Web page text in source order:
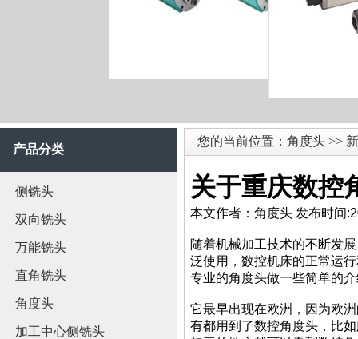
产品分类
侧铣头
双向铣头
万能铣头
直角铣头
角度头
加工中心侧铣头
您的当前位置： 角度头 >>
关于重庆数控
本文作者：角度头 发布时间
随着机械加工技术的不断发
泛使用，数控机床的正常运
专业的角度头做一些简单的
它最早出现在欧洲，因为欧
有都用到了数控角度头，比